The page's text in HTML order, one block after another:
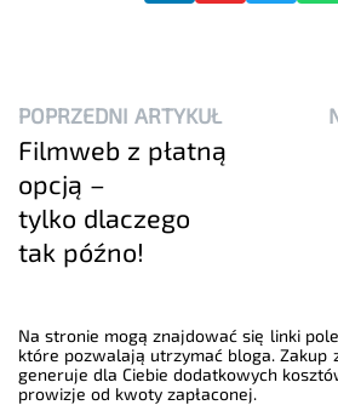
POPRZEDNI ARTYKUŁ
Filmweb z płatną
opcją –
tylko dlaczego
tak późno!
Na stronie mogą znajdować się linki
które pozwalają utrzymać bloga. Zakup
generuje dla Ciebie dodatkowych
prowizje od kwoty zapłaconej.